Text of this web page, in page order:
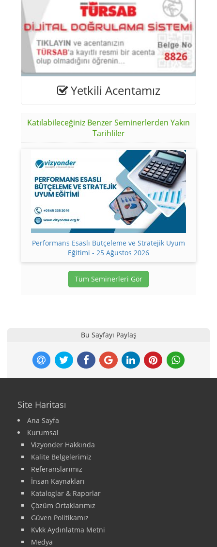
Yetkili Acentamız
Katılabileceğiniz Benzer Seminerlerden Yakın
Tarihliler
Performans Esaslı Bütçeleme ve Stratejik Uyum
Eğitimi - 25 Ağustos 2026
Tüm Seminerleri Gör
Bu Sayfayı Paylaş
Site Haritası
Ana Sayfa
Kurumsal
Vizyonder Hakkında
Kalite Belgelerimiz
Referanslarımız
İnsan Kaynakları
Kataloglar & Raporlar
Çözüm Ortaklarımız
Güven Politikamız
Kvkk Aydınlatma Metni
Medya